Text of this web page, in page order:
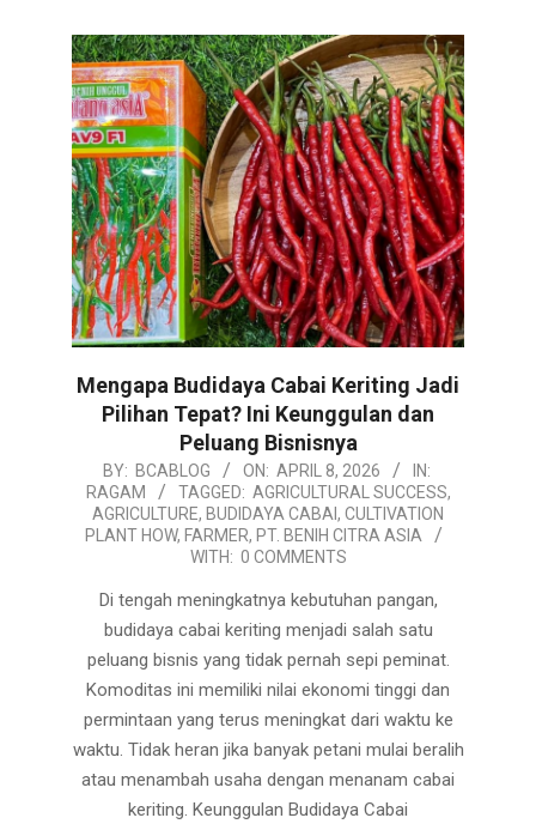
Mengapa Budidaya Cabai Keriting Jadi
Pilihan Tepat? Ini Keunggulan dan
Peluang Bisnisnya
2026-
04-
08
BY: BCABLOG ON: APRIL 8, 2026
IN:
RAGAM
TAGGED: AGRICULTURAL SUCCESS,
AGRICULTURE, BUDIDAYA CABAI , CULTIVATION
PLANT HOW, FARMER, PT. BENIH CITRA ASIA
WITH: 0 COMMENTS
Di tengah meningkatnya kebutuhan pangan,
budidaya cabai keriting menjadi salah satu
peluang bisnis yang tidak pernah sepi peminat.
Komoditas ini memiliki nilai ekonomi tinggi dan
permintaan yang terus meningkat dari waktu ke
waktu. Tidak heran jika banyak petani mulai beralih
atau menambah usaha dengan menanam cabai
keriting. Keunggulan Budidaya Cabai